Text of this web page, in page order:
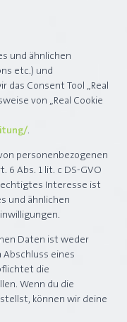
und ähnlichen
etc.) und
Consent Tool „Real
von „Real Cookie
.
personenbezogenen
6 Abs. 1 lit. c DS-GVO
Interesse ist
und ähnlichen
Daten ist weder
eines
die
Wenn du die
können wir deine